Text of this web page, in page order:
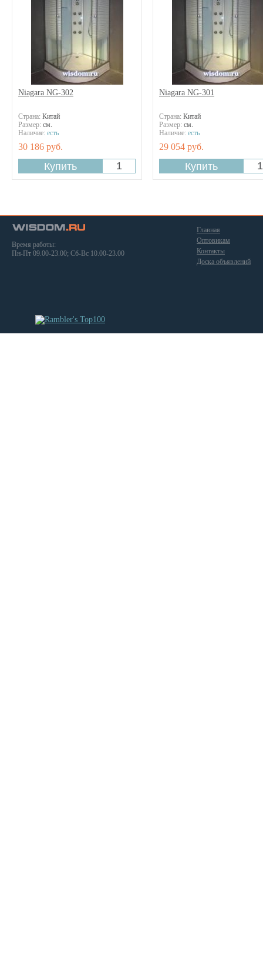
Niagara NG-302
Страна: Китай
Размер: см.
Наличие: есть
30 186 руб.
Niagara NG-301
Страна: Китай
Размер: см.
Наличие: есть
29 054 руб.
Время работы:
Пн-Пт 09.00-23.00; Сб-Вс 10.00-23.00
Главная
Оптовикам
Контакты
Доска объявлений